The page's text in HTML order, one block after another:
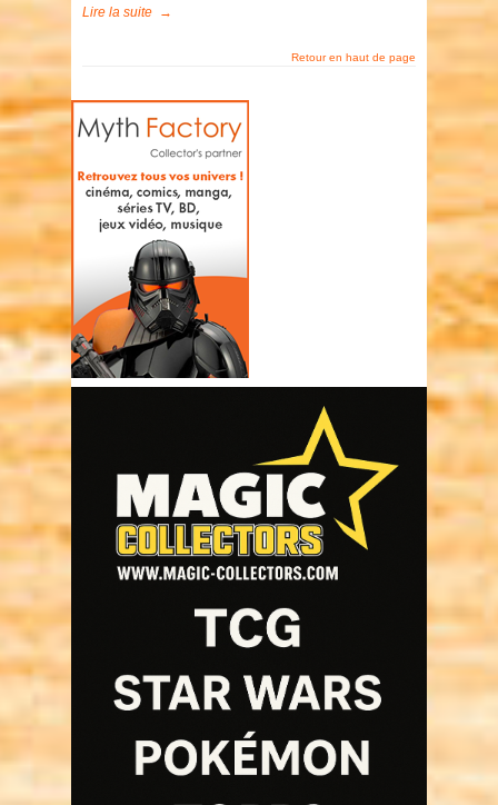
Lire la suite →
Retour en haut de page